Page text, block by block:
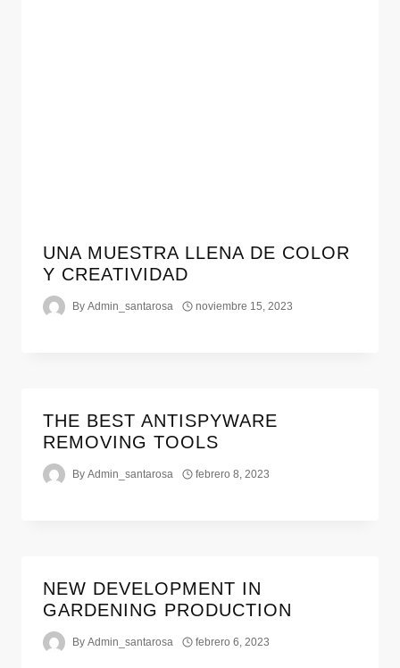
UNA MUESTRA LLENA DE COLOR
Y CREATIVIDAD
By Admin_santarosa noviembre 15, 2023
THE BEST ANTISPYWARE
REMOVING TOOLS
By Admin_santarosa febrero 8, 2023
NEW DEVELOPMENT IN
GARDENING PRODUCTION
By Admin_santarosa febrero 6, 2023